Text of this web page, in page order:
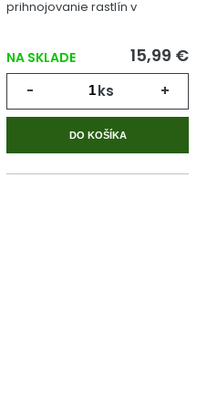
prihnojovanie rastlín v
NA SKLADE 15,99 €
- ks +
DO KOŠÍKA